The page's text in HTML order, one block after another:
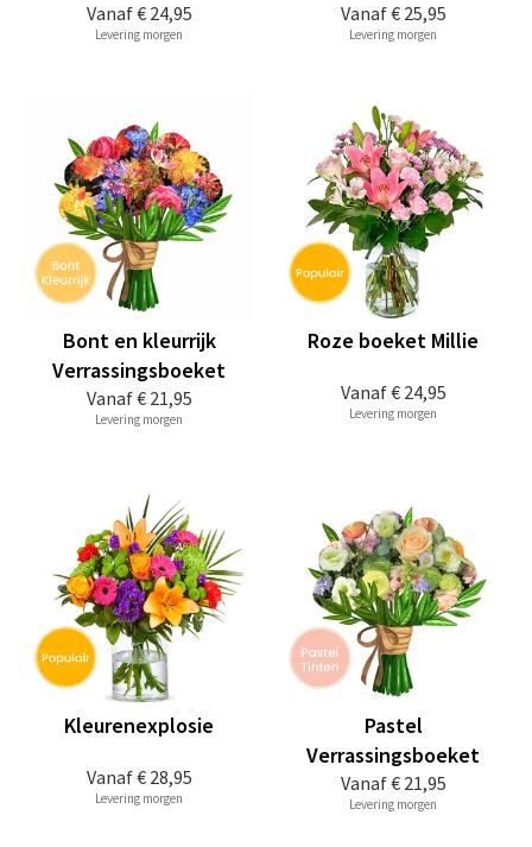
Vanaf€ 24,95
Levering morgen
Vanaf€ 25,95
Levering morgen
Vanaf€ 21,95
Bont en kleurrijk
Verrassingsboeket
Levering morgen
Vanaf€ 24,95
Roze boeket Millie
Levering morgen
Vanaf€ 28,95
Kleurenexplosie
Levering morgen
Vanaf€ 21,95
Pastel
Verrassingsboeket
Levering morgen